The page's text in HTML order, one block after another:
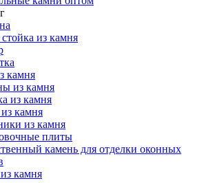
из камня
камня
из камня
из камня
камня
из камня
плиты
камень для отделки оконных
камня